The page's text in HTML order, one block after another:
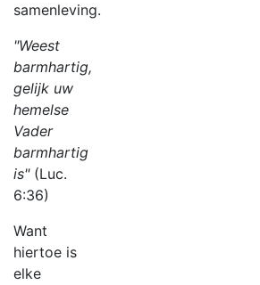
samenleving.
"Weest
barmhartig,
gelijk uw
hemelse
Vader
barmhartig
is"(Luc.
6:36)
Want
hiertoe is
elke